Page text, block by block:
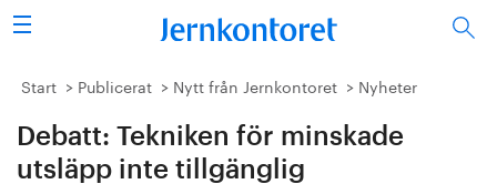
Sök
Stålindustrin
Vision 2050
Start Publicerat Nytt från Jernkontoret Nyheter
Debatt: Tekniken för minskade
utsläpp inte tillgänglig